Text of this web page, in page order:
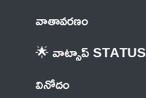
వాతావరణం
🌟 వాట్సాప్ STATUS
వినోదం